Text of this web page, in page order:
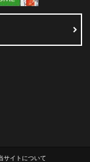
サイトについて